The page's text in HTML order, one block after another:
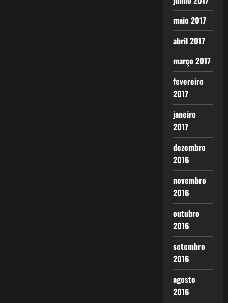
maio 2017
abril 2017
março 2017
fevereiro
2017
janeiro
2017
dezembro
2016
novembro
2016
outubro
2016
setembro
2016
agosto
2016